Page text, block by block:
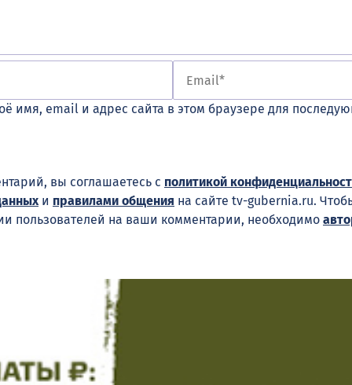
имя, email и адрес сайта в этом браузере для
вы соглашаетесь с политикой
и правилами общения на сайте tv-gubernia.ru.
пользователей на ваши комментарии, необходимо